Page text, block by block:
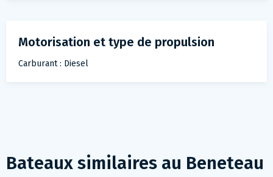
Motorisation et type de propulsion
Carburant : Diesel
Bateaux similaires au Beneteau